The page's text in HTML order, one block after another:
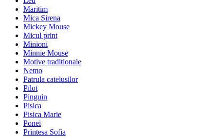
Maritim
Mica Sirena
Mickey Mouse
Micul print
Minioni
Minnie Mouse
Motive traditionale
Nemo
Patrula catelusilor
Pilot
Pinguin
Pisica
Pisica Marie
Ponei
Printesa Sofia